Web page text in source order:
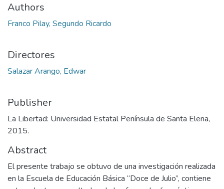
Authors
Franco Pilay, Segundo Ricardo
Directores
Salazar Arango, Edwar
Publisher
La Libertad: Universidad Estatal Península de Santa Elena,
2015.
Abstract
El presente trabajo se obtuvo de una investigación realizada
en la Escuela de Educación Básica “Doce de Julio”, contiene